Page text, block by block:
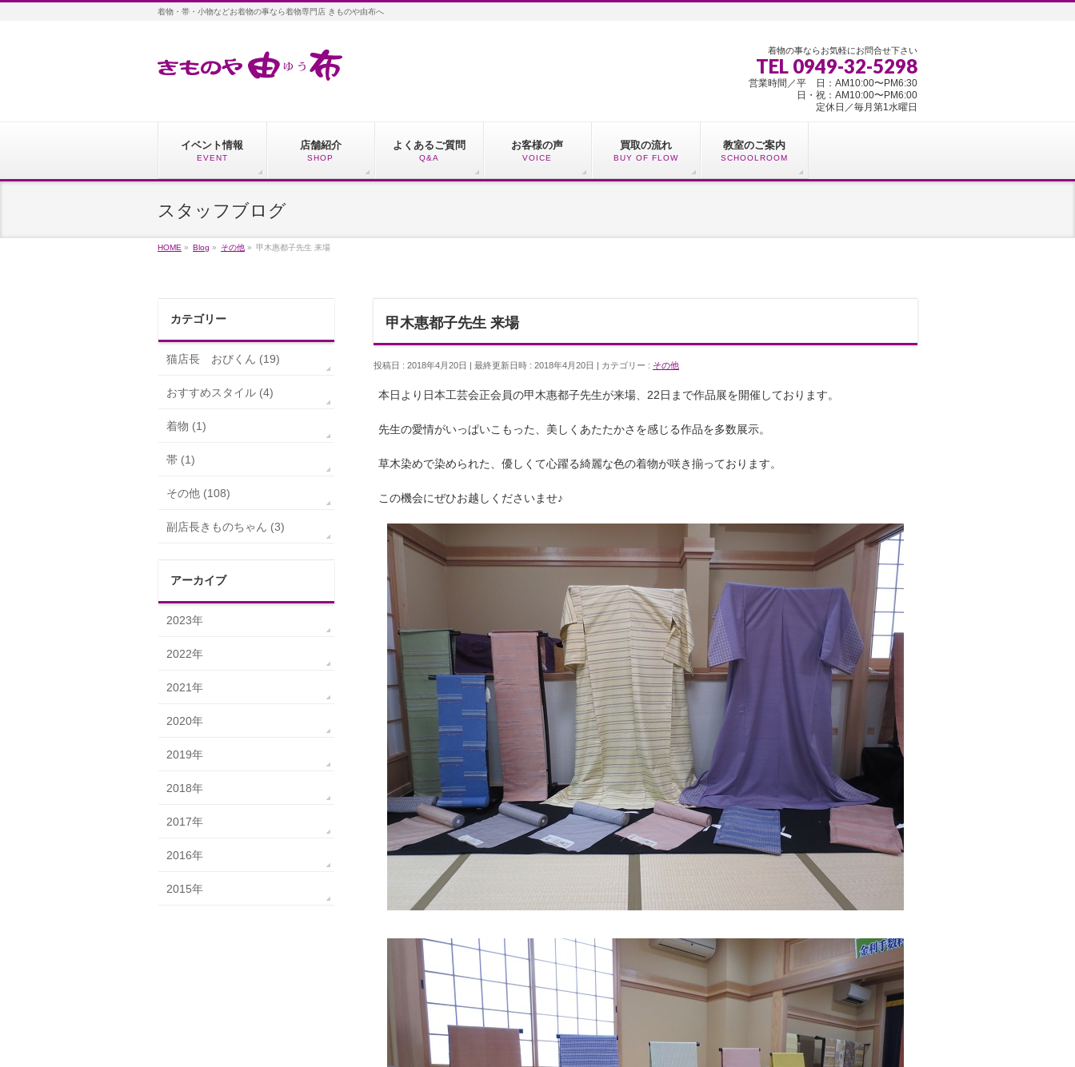
着物・帯・小物などお着物の事なら着物専門店 きものや由布へ
着物の事ならお気軽にお問合せ下さい
TEL 0949-32-5298
営業時間／平 日：AM10:00〜PM6:30
日・祝：AM10:00〜PM6:00
定休日／毎月第1水曜日
イベント情報
EVENT
店舗紹介
SHOP
よくあるご質問
Q&A
お客様の声
VOICE
買取の流れ
BUY OF FLOW
教室のご案内
SCHOOLROOM
スタッフブログ
HOME » Blog » その他 » 甲木惠都子先生 来場
甲木惠都子先生 来場
投稿日 : 2018年4月20日 最終更新日時 : 2018年4月20日 カテゴリー : その他
本日より日本工芸会正会員の甲木惠都子先生が来場、22日まで作品展を開催しております。
先生の愛情がいっぱいこもった、美しくあたたかさを感じる作品を多数展示。
草木染めで染められた、優しくて心躍る綺麗な色の着物が咲き揃っております。
この機会にぜひお越しくださいませ♪
カテゴリー
猫店長 おびくん (19)
おすすめスタイル (4)
着物 (1)
帯 (1)
その他 (108)
副店長きものちゃん (3)
アーカイブ
2023年
2022年
2021年
2020年
2019年
2018年
2017年
2016年
2015年